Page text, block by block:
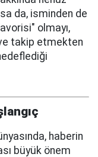
da, isminden de
olmayı,
takip etmekten
haberin
büyük önem